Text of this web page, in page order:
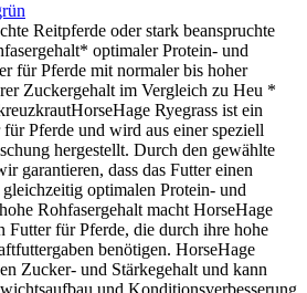
Reitpferde oder stark beanspruchte
optimaler Protein- und
für Pferde mit normaler bis hoher
Zuckergehalt im Vergleich zu Heu *
Ryegrass ist ein
Pferde und wird aus einer speziell
hergestellt. Durch den gewählte
garantieren, dass das Futter einen
optimalen Protein- und
Rohfasergehalt macht HorseHage
Futter für Pferde, die durch ihre hohe
benötigen. HorseHage
Zucker- und Stärkegehalt und kann
und Konditionsverbesserung